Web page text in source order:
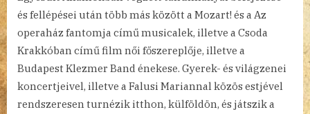
és fellépései után több más között a Mozart! és a Az
operaház fantomja című musicalek, illetve a Csoda
Krakkóban című film női főszereplője, illetve a
Budapest Klezmer Band énekese. Gyerek- és világzenei
koncertjeivel, illetve a Falusi Mariannal közös estjével
rendszeresen turnézik itthon, külföldön, és játszik a